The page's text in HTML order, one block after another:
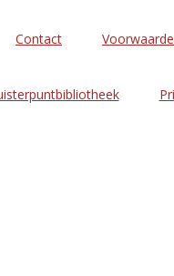
Contact